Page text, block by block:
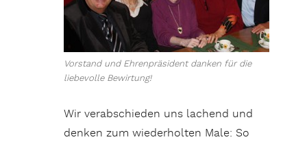
Vorstand und Ehrenpräsident danken für die
liebevolle Bewirtung!
Wir verabschieden uns lachend und
denken zum wiederholten Male: So